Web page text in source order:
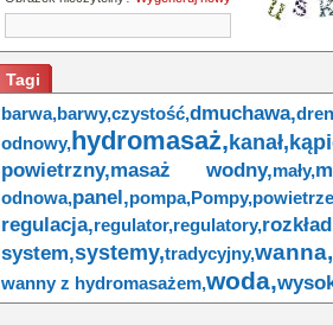
Tagi
barwa,barwy,czystość,dmuchawa,
odnowy, hydromasaż, kanał,
powietrzny,masaż wodny,mały,
odnowa,panel,pompa,Pompy,
regulacja,regulator,regulatory,
system,systemy,tradycyjny,wanna,
wanny z hydromasażem,woda,